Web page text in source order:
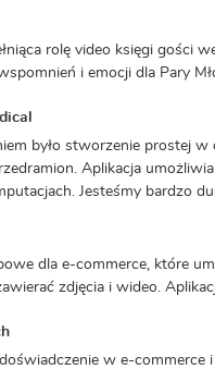
rolę video księgi
i emocji dla Pary
było stworzenie prostej
Aplikacja
Jesteśmy bardzo
dla e-commerce, które
zdjęcia i wideo.
w e-